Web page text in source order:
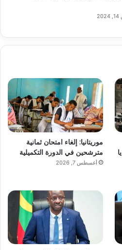
موريتانيا: إلغاء امتحان ثمانية
مترشحين في الدورة التكميلية
أغسطس 7, 2026